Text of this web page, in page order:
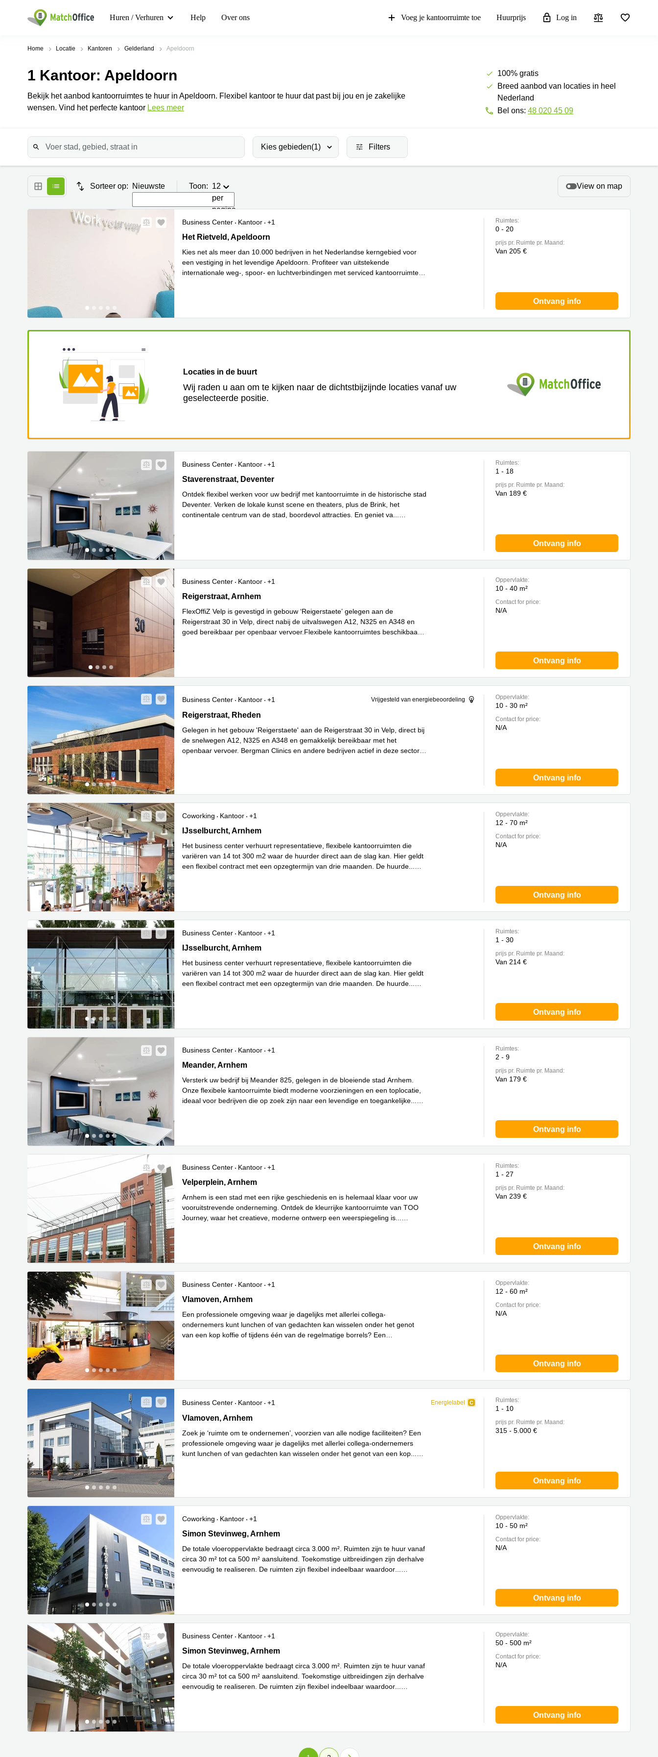
Huren / Verhuren Help Over ons Voeg je kantoorruimte toe Huurprijs Log in
Home Locatie Kantoren Gelderland Apeldoorn
1 Kantoor: Apeldoorn
Bekijk het aanbod kantoorruimtes te huur in Apeldoorn. Flexibel kantoor te huur dat past bij jou en je zakelijke
wensen. Vind het perfecte kantoor Lees meer
100% gratis
Breed aanbod van locaties in heel
Nederland
Bel ons: 48 020 45 09
Kies gebieden(1) Filters
Sorteer op: Nieuwste Toon: 12
per
pagina
View on map
Business Center Kantoor
+1
Het Rietveld 55A, Apeldoorn
Het Rietveld, Apeldoorn
Kies net als meer dan 10.000 bedrijven in het Nederlandse kerngebied voor
een vestiging in het levendige Apeldoorn. Profiteer van uitstekende
internationale weg-, spoor- en luchtverbindingen met serviced kantoorruimte in
Ruimtes:
0 - 20
prijs pr. Ruimte pr. Maand:
Van 205 €
Ontvang info
Locaties in de buurt
Wij raden u aan om te kijken naar de dichtstbijzijnde locaties vanaf uw
geselecteerde positie.
Business Center Kantoor
+1
Staverenstraat 15, Deventer
Staverenstraat, Deventer
Ontdek flexibel werken voor uw bedrijf met kantoorruimte in de historische stad
Deventer. Verken de lokale kunst scene en theaters, plus de Brink, het
continentale centrum van de stad, boordevol attracties. En geniet va
Ruimtes:
1 - 18
prijs pr. Ruimte pr. Maand:
Van 189 €
Ontvang info
Business Center Kantoor
+1
Reigerstraat 30, Arnhem
Reigerstraat, Arnhem
FlexOffiZ Velp is gevestigd in gebouw ‘Reigerstaete’ gelegen aan de
Reigerstraat 30 in Velp, direct nabij de uitvalswegen A12, N325 en A348 en
goed bereikbaar per openbaar vervoer.Flexibele kantoorruimtes beschikbaar
Oppervlakte:
10 - 40 m²
Contact for price:
N/A
Ontvang info
Business Center Kantoor +1 Vrijgesteld van energiebeoordeling
Reigerstraat 30, Rheden
Reigerstraat, Rheden
Gelegen in het gebouw 'Reigerstaete' aan de Reigerstraat 30 in Velp, direct bij
de snelwegen A12, N325 en A348 en gemakkelijk bereikbaar met het
openbaar vervoer. Bergman Clinics en andere bedrijven actief in deze sector
Oppervlakte:
10 - 30 m²
Contact for price:
N/A
Ontvang info
Coworking Kantoor
+1
IJsselburcht 3, Arnhem
IJsselburcht, Arnhem
Het business center verhuurt representatieve, flexibele kantoorruimten die
variëren van 14 tot 300 m2 waar de huurder direct aan de slag kan. Hier geldt
een flexibel contract met een opzegtermijn van drie maanden. De huurde
Oppervlakte:
12 - 70 m²
Contact for price:
N/A
Ontvang info
Business Center Kantoor
+1
IJsselburcht 3, Arnhem
IJsselburcht, Arnhem
Het business center verhuurt representatieve, flexibele kantoorruimten die
variëren van 14 tot 300 m2 waar de huurder direct aan de slag kan. Hier geldt
een flexibel contract met een opzegtermijn van drie maanden. De huurde
Ruimtes:
1 - 30
prijs pr. Ruimte pr. Maand:
Van 214 €
Ontvang info
Business Center Kantoor
+1
Meander 825,begane grond en 1e verdieping, Arnhem
Meander, Arnhem
Versterk uw bedrijf bij Meander 825, gelegen in de bloeiende stad Arnhem.
Onze flexibele kantoorruimte biedt moderne voorzieningen en een toplocatie,
ideaal voor bedrijven die op zoek zijn naar een levendige en toegankelijke
Ruimtes:
2 - 9
prijs pr. Ruimte pr. Maand:
Van 179 €
Ontvang info
Business Center Kantoor
+1
Velperplein 23 - 25, Arnhem
Velperplein, Arnhem
Arnhem is een stad met een rijke geschiedenis en is helemaal klaar voor uw
vooruitstrevende onderneming. Ontdek de kleurrijke kantoorruimte van TOO
Journey, waar het creatieve, moderne ontwerp een weerspiegeling is
Ruimtes:
1 - 27
prijs pr. Ruimte pr. Maand:
Van 239 €
Ontvang info
Business Center Kantoor
+1
Vlamoven 34, Arnhem
Vlamoven, Arnhem
Een professionele omgeving waar je dagelijks met allerlei collega-
ondernemers kunt lunchen of van gedachten kan wisselen onder het genot
van een kop koffie of tijdens één van de regelmatige borrels? Een
Oppervlakte:
12 - 60 m²
Contact for price:
N/A
Ontvang info
Business Center Kantoor +1 Energielabel
Vlamoven 34, Arnhem
Vlamoven, Arnhem
Zoek je ‘ruimte om te ondernemen’, voorzien van alle nodige faciliteiten? Een
professionele omgeving waar je dagelijks met allerlei collega-ondernemers
kunt lunchen of van gedachten kan wisselen onder het genot van een kop
Ruimtes:
1 - 10
prijs pr. Ruimte pr. Maand:
315 - 5.000 €
Ontvang info
Coworking Kantoor
+1
Simon Stevinweg 27, Arnhem
Simon Stevinweg, Arnhem
De totale vloeroppervlakte bedraagt circa 3.000 m². Ruimten zijn te huur vanaf
circa 30 m² tot ca 500 m² aansluitend. Toekomstige uitbreidingen zijn derhalve
eenvoudig te realiseren. De ruimten zijn flexibel indeelbaar waardoor
Oppervlakte:
10 - 50 m²
Contact for price:
N/A
Ontvang info
Business Center Kantoor
+1
Simon Stevinweg 27, Arnhem
Simon Stevinweg, Arnhem
De totale vloeroppervlakte bedraagt circa 3.000 m². Ruimten zijn te huur vanaf
circa 30 m² tot ca 500 m² aansluitend. Toekomstige uitbreidingen zijn derhalve
eenvoudig te realiseren. De ruimten zijn flexibel indeelbaar waardoor
Oppervlakte:
50 - 500 m²
Contact for price:
N/A
Ontvang info